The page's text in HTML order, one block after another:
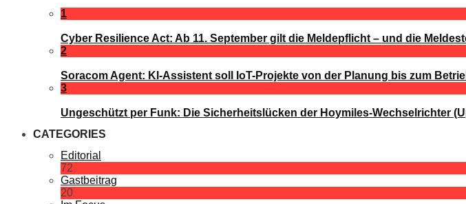
1
Cyber Resilience Act: Ab 11. September gilt die Meldepflicht – und die
2
Soracom Agent: KI-Assistent soll IoT-Projekte von der Planung bis zum
3
Ungeschützt per Funk: Die Sicherheitslücken der Hoymiles-Wechselrichter
CATEGORIES
Editorial
72
Gastbeitrag
20